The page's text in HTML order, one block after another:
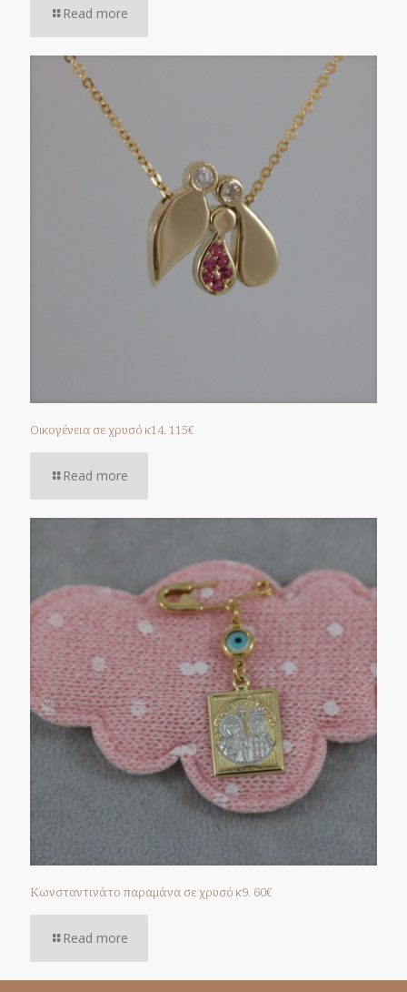
Read more
Οικογένεια σε χρυσό κ14. 115€
Read more
Κωνσταντινάτο παραμάνα σε χρυσό κ9. 60€
Read more